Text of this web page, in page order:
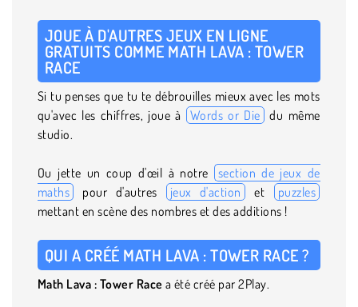
JOUE À D'AUTRES JEUX EN LIGNE
GRATUITS COMME MATH LAVA : TOWER
RACE
Si tu penses que tu te débrouilles mieux avec les mots
qu'avec les chiffres, joue à
Words or Die du même
studio.
Ou jette un coup d'œil à notre
section de jeux de
maths
pour d'autres jeux d'action et
puzzles
mettant en scène des nombres et des additions !
QUI A CRÉÉ MATH LAVA : TOWER RACE ?
Math Lava : Tower Race a été créé par 2Play.